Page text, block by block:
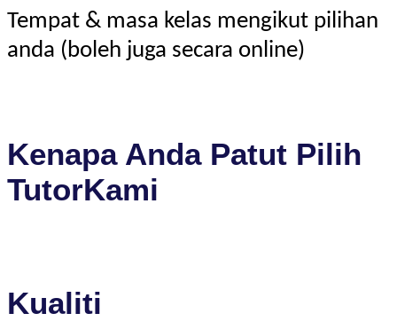
Tempat & masa kelas mengikut pilihan
anda (boleh juga secara online)
Kenapa Anda Patut Pilih
TutorKami
Kualiti